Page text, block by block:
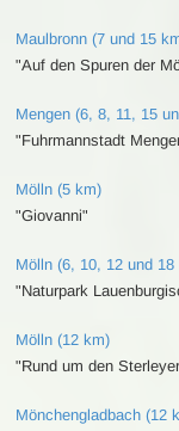
Maulbronn (7 und 15
"Auf den Spuren der
Mengen (6, 8, 11, 15
"Fuhrmannstadt
Mölln (5 km)
"Giovanni"
Mölln (6, 10, 12 und 18
"Naturpark
Mölln (12 km)
"Rund um den
Mönchengladbach (12